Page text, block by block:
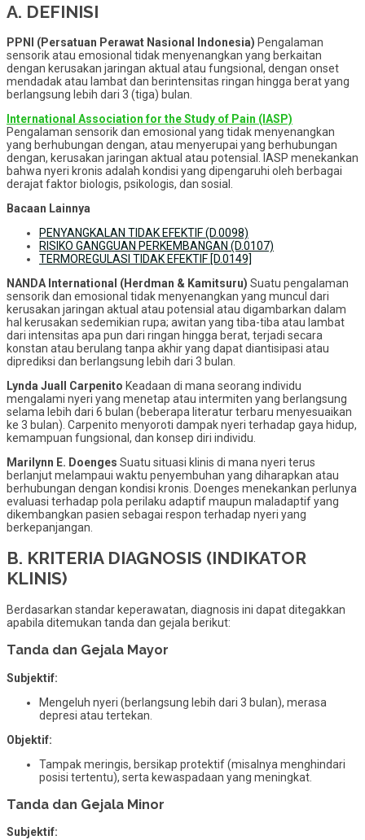
A. DEFINISI
PPNI (Persatuan Perawat Nasional Indonesia) Pengalaman
sensorik atau emosional tidak menyenangkan yang berkaitan
dengan kerusakan jaringan aktual atau fungsional, dengan onset
mendadak atau lambat dan berintensitas ringan hingga berat yang
berlangsung lebih dari 3 (tiga) bulan.
International Association for the Study of Pain (IASP)
Pengalaman sensorik dan emosional yang tidak menyenangkan
yang berhubungan dengan, atau menyerupai yang berhubungan
dengan, kerusakan jaringan aktual atau potensial. IASP menekankan
bahwa nyeri kronis adalah kondisi yang dipengaruhi oleh berbagai
derajat faktor biologis, psikologis, dan sosial.
Bacaan Lainnya
PENYANGKALAN TIDAK EFEKTIF (D.0098)
RISIKO GANGGUAN PERKEMBANGAN (D.0107)
TERMOREGULASI TIDAK EFEKTIF [D.0149]
NANDA International (Herdman & Kamitsuru) Suatu pengalaman
sensorik dan emosional tidak menyenangkan yang muncul dari
kerusakan jaringan aktual atau potensial atau digambarkan dalam
hal kerusakan sedemikian rupa; awitan yang tiba-tiba atau lambat
dari intensitas apa pun dari ringan hingga berat, terjadi secara
konstan atau berulang tanpa akhir yang dapat diantisipasi atau
diprediksi dan berlangsung lebih dari 3 bulan.
Lynda Juall Carpenito Keadaan di mana seorang individu
mengalami nyeri yang menetap atau intermiten yang berlangsung
selama lebih dari 6 bulan (beberapa literatur terbaru menyesuaikan
ke 3 bulan). Carpenito menyoroti dampak nyeri terhadap gaya hidup,
kemampuan fungsional, dan konsep diri individu.
Marilynn E. Doenges Suatu situasi klinis di mana nyeri terus
berlanjut melampaui waktu penyembuhan yang diharapkan atau
berhubungan dengan kondisi kronis. Doenges menekankan perlunya
evaluasi terhadap pola perilaku adaptif maupun maladaptif yang
dikembangkan pasien sebagai respon terhadap nyeri yang
berkepanjangan.
B. KRITERIA DIAGNOSIS (INDIKATOR
KLINIS)
Berdasarkan standar keperawatan, diagnosis ini dapat ditegakkan
apabila ditemukan tanda dan gejala berikut:
Tanda dan Gejala Mayor
Subjektif:
Mengeluh nyeri (berlangsung lebih dari 3 bulan), merasa
depresi atau tertekan.
Objektif:
Tampak meringis, bersikap protektif (misalnya menghindari
posisi tertentu), serta kewaspadaan yang meningkat.
Tanda dan Gejala Minor
Subjektif: